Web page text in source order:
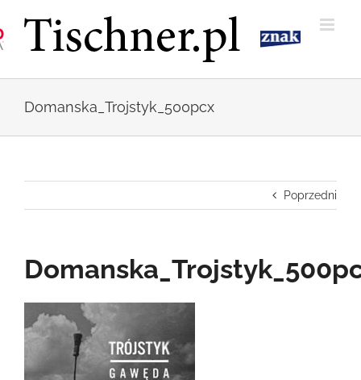
zawartości
Domanska_Trojstyk_500pcx
Poprzedni